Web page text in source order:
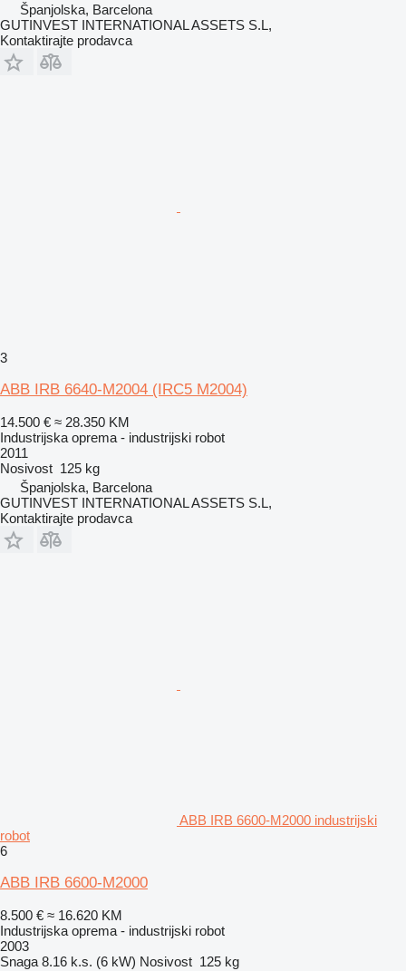
Španjolska, Barcelona
GUTINVEST INTERNATIONAL ASSETS S.L,
Kontaktirajte prodavca
3
ABB IRB 6640-M2004 (IRC5 M2004)
14.500 € ≈ 28.350 KM
Industrijska oprema - industrijski robot
2011
Nosivost 125 kg
Španjolska, Barcelona
GUTINVEST INTERNATIONAL ASSETS S.L,
Kontaktirajte prodavca
ABB IRB 6600-M2000 industrijski
robot
6
ABB IRB 6600-M2000
8.500 € ≈ 16.620 KM
Industrijska oprema - industrijski robot
2003
Snaga 8.16 k.s. (6 kW) Nosivost 125 kg